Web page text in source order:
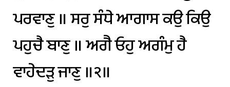
ਪਰਵਾਣੁ॥ਸਰੁਸੰਧੇਆਗਾਸਕਉਕਿਉ
ਪਹੁਚੈਬਾਣੁ॥ਅਗੈਓਹੁਅਗੰਮੁਹੈ
ਵਾਹੇਦੜੁਜਾਣੁ॥੨॥